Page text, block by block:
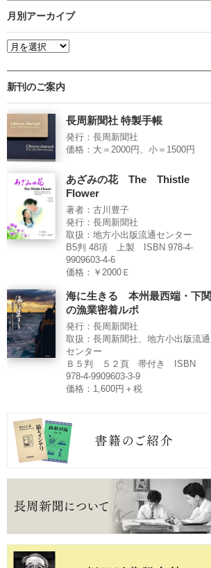
月別アーカイブ
新刊のご案内
長周新聞社 特製手帳
発行：長周新聞社
価格：大＝2000円、小＝1500円
あざみの花 The Thistle
Flower
著者：古川豊子
発行：長周新聞社
取扱：地方小出版流通センター
B5判 48項 上製 ISBN 978-4-
9909603-4-6
価格：￥2000Ｅ
海に生きる 本州最西端・下関
の漁業密着ルポ
発行：長周新聞社
取扱：長周新聞社、地方小出版流通
センター
Ｂ５判 ５２頁 帯付き ISBN
978-4-9909603-3-9
価格：1,600円＋税